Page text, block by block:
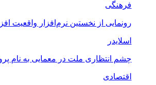
فرهنگی
رونمایی از نخستین نرم‌افزار واقعیت
اسلایدر
چشم انتظاری ملت در معمایی به نام پروژه ۷۱۵ واحدی مسکن ملی
اقتصادی